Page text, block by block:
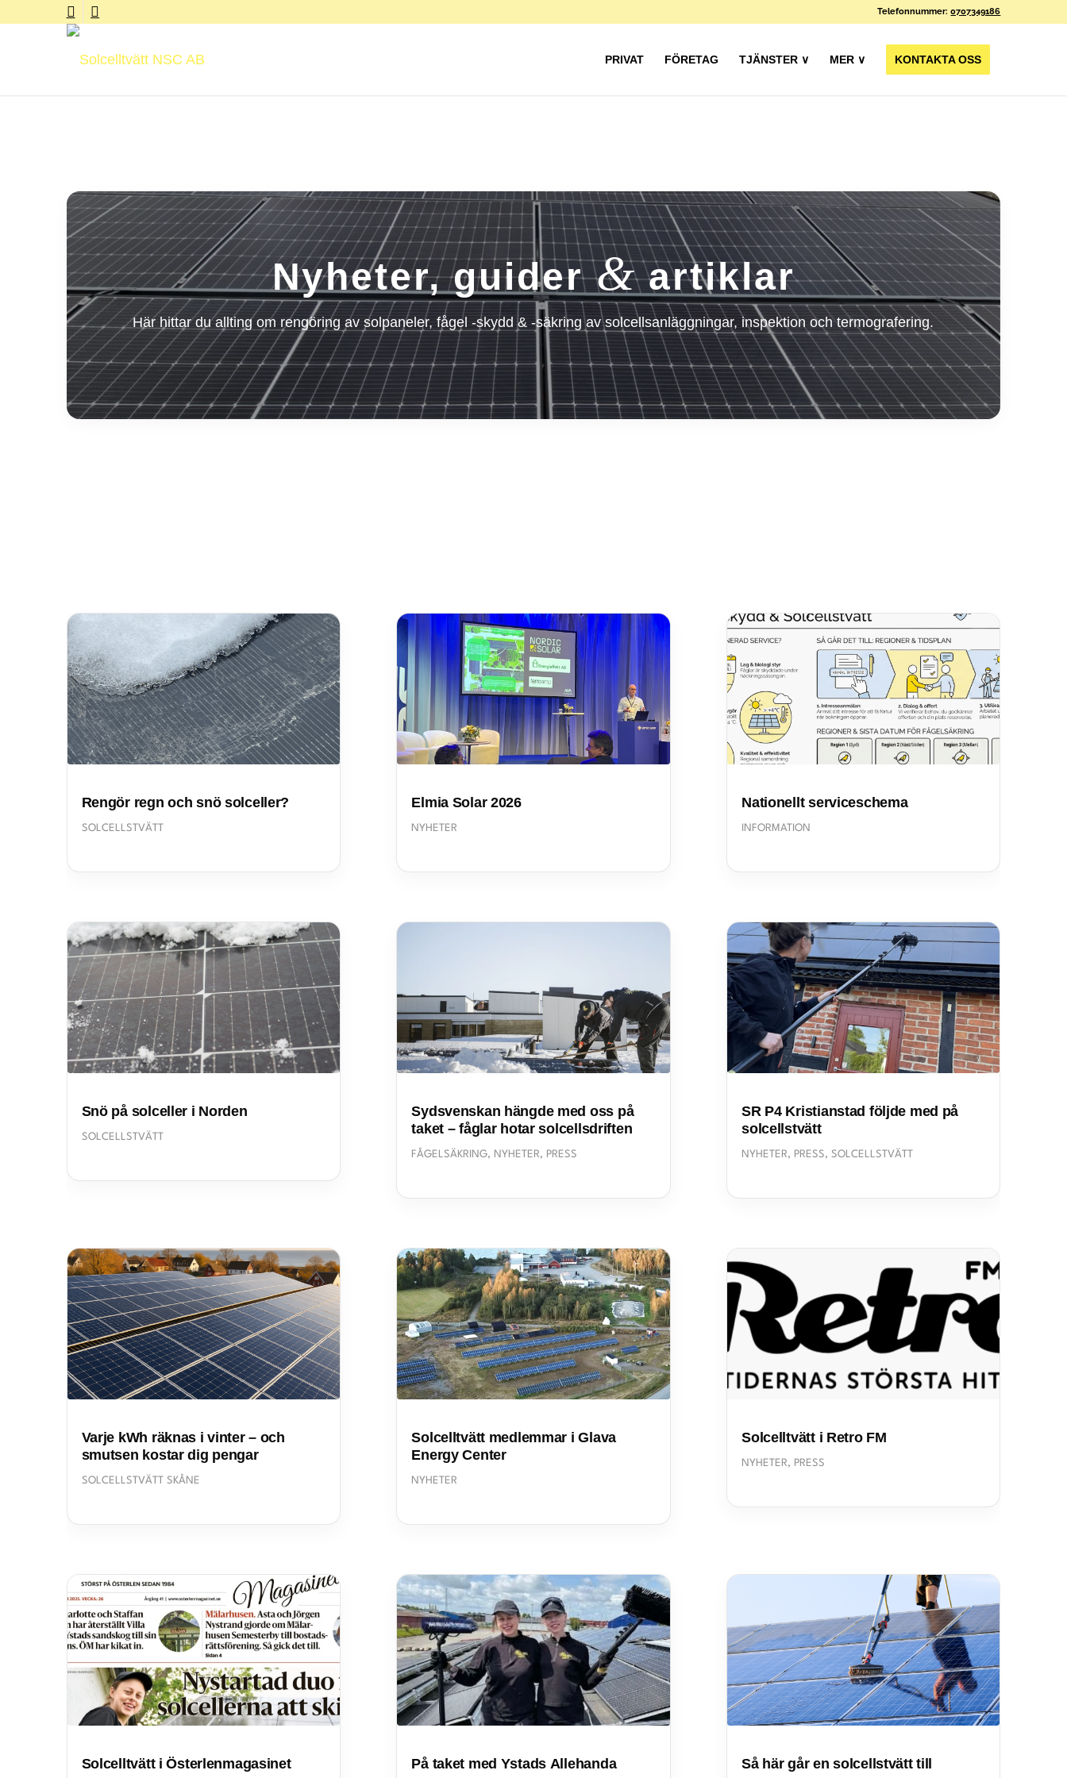
Telefonnummer:0707349186
PRIVAT FÖRETAG TJÄNSTER ∨ MER ∨ KONTAKTA OSS
Nyheter, guider&artiklar
Här hittar du allting om rengöring av solpaneler, fågel -skydd & -säkring av solcellsanläggningar, inspektion och termografering.
Rengör regn och snö solceller?
SOLCELLSTVÄTT
Elmia Solar 2026
NYHETER
Nationellt serviceschema
INFORMATION
Snö på solceller i Norden
SOLCELLSTVÄTT
Sydsvenskan hängde med oss på
taket – fåglar hotar solcellsdriften
FÅGELSÄKRING, NYHETER, PRESS
SR P4 Kristianstad följde med på
solcellstvätt
NYHETER, PRESS, SOLCELLSTVÄTT
Varje kWh räknas i vinter – och
smutsen kostar dig pengar
SOLCELLSTVÄTT SKÅNE
Solcelltvätt medlemmar i Glava
Energy Center
NYHETER
Solcelltvätt i Retro FM
NYHETER, PRESS
Solcelltvätt i Österlenmagasinet På taket med Ystads Allehanda Så här går en solcellstvätt till